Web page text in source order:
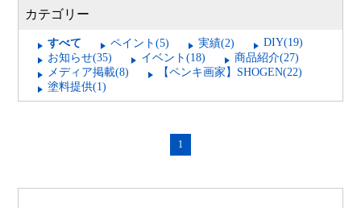
カテゴリー
すべて ペイント(5) 実績(2)
DIY(19)
お知らせ(35)
イベント(18)
商品紹介(27)
メディア掲載(8)
【ペンキ画家】SHOGEN(22)
塗料提供(1)
1